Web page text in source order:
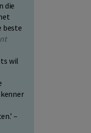
die
beste
wil
–